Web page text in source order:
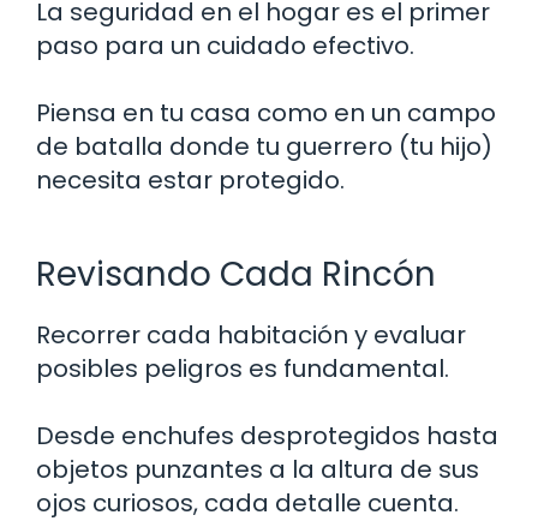
La seguridad en el hogar es el primer
paso para un cuidado efectivo.
Piensa en tu casa como en un campo
de batalla donde tu guerrero (tu hijo)
necesita estar protegido.
Revisando Cada Rincón
Recorrer cada habitación y evaluar
posibles peligros es fundamental.
Desde enchufes desprotegidos hasta
objetos punzantes a la altura de sus
ojos curiosos, cada detalle cuenta.